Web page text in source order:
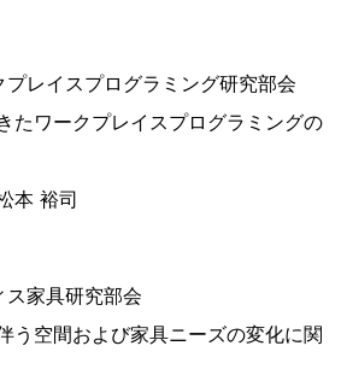
レイスプログラミング研究部会
たワークプレイスプログラミングの
本 裕司
家具研究部会
う空間および家具ニーズの変化に関